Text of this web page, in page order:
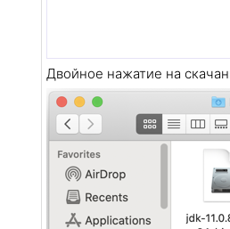
Двойное нажатие на